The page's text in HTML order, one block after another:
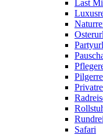
Last
Safari